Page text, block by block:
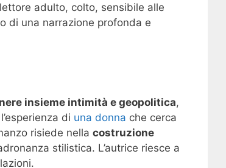
adulto, colto, sensibile alle
di una narrazione profonda e
insieme intimità e geopolitica,
di una donna che cerca
risiede nella costruzione
stilistica. L’autrice riesce a